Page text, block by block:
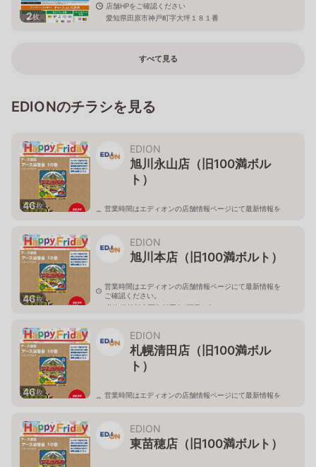
2枚
店舗HPをご確認ください
愛知県田原市神戸町字大坪１８１番
すべて見る
EDIONのチラシを見る
46枚
EDION
旭川永山店（旧100満ボル
ト）
営業時間はエディオンの店舗情報ページにて最新情報を
46枚
EDION
旭川本店（旧100満ボルト）
営業時間はエディオンの店舗情報ページにて最新情報を
ご確認ください。
北海道旭川市西御料五条1丁目1-5
46枚
EDION
札幌清田店（旧100満ボル
ト）
営業時間はエディオンの店舗情報ページにて最新情報を
EDION
東苗穂店（旧100満ボルト）